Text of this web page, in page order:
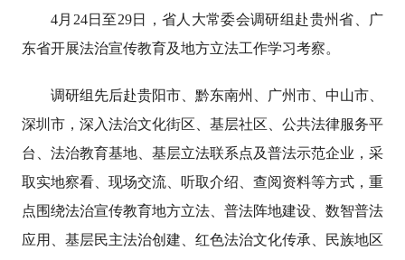
4月24日至29日，省人大常委会调研组赴贵州省、广
东省开展法治宣传教育及地方立法工作学习考察。
调研组先后赴贵阳市、黔东南州、广州市、中山市、
深圳市，深入法治文化街区、基层社区、公共法律服务平
台、法治教育基地、基层立法联系点及普法示范企业，采
取实地察看、现场交流、听取介绍、查阅资料等方式，重
点围绕法治宣传教育地方立法、普法阵地建设、数智普法
应用、基层民主法治创建、红色法治文化传承、民族地区